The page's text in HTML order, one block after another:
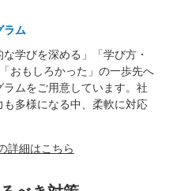
ラム
学びを深める」「学び方・
おもしろかった」の一歩先へ
ムをご用意しています。社
多様になる中、柔軟に対応
詳細はこちら